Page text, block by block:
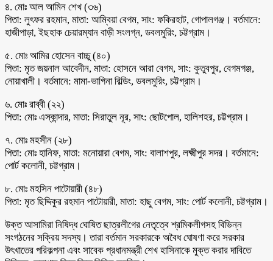
৪. মোঃ আল আমিন শেখ (৩৬)
পিতা: লুৎফর রহমান, মাতা: আম্বিয়া বেগম, সাং: ফকিরহাট, গোপালগঞ্জ। বর্তমানে:
হাজীপাড়া, ইছহাক চেয়ারম্যান বাড়ী সংলগ্ন, ডবলমুরিং, চট্টগ্রাম।
৫. মোঃ আমির হোসেন বাচ্চু (৪০)
পিতা: মৃত জয়নাল আবেদীন, মাতা: হোসনে আরা বেগম, সাং: কুতুবপুর, বেগমগঞ্জ,
নোয়াখালী। বর্তমানে: মামা-ভাগিনা বিল্ডিং, ডবলমুরিং, চট্টগ্রাম।
৬. মোঃ রাব্বী (২২)
পিতা: মোঃ এস্কান্দার, মাতা: সিরাতুল নূর, সাং: ছোটপোল, হালিশহর, চট্টগ্রাম।
৭. মোঃ মহসীন (২৮)
পিতা: মোঃ হানিফ, মাতা: মনোয়ারা বেগম, সাং: বালাশপুর, লক্ষ্মীপুর সদর। বর্তমানে:
পোর্ট কলোনী, চট্টগ্রাম।
৮. মোঃ মহসিন পাটোয়ারী (৪৮)
পিতা: মৃত ছিদ্দিকুর রহমান পাটোয়ারী, মাতা: হাছু বেগম, সাং: পোর্ট কলোনী, চট্টগ্রাম।
উক্ত আসামিরা নিষিদ্ধ ঘোষিত ছাত্রলীগের নেতৃত্বে শ্রমিকলীগসহ বিভিন্ন
সংগঠনের সক্রিয় সদস্য। তারা বর্তমান সরকারকে অবৈধ ঘোষণা করে সরকার
উৎখাতের পরিকল্পনা এবং সাবেক প্রধানমন্ত্রী শেখ হাসিনাকে মুক্ত করার দাবিতে